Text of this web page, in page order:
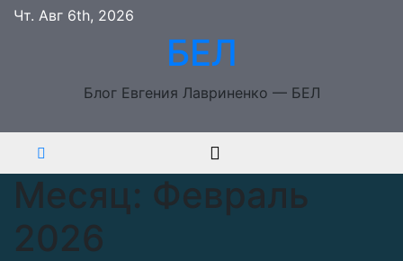
Перейти
Чт. Авг 6th, 2026
БЕЛ
Блог Евгения Лавриненко — БЕЛ
Месяц: Февраль
2026